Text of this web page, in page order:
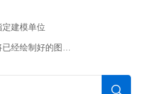
建模单位
3D建模软件怎样将已经绘制好的图元移动到新建的图层内